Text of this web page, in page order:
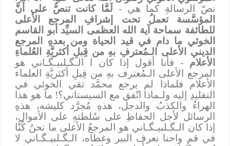
نصّ الرسالةِ كما هي - لَمَّا كانت تنصُّ على أنَّ
المؤسَّسة تعملُ تحت إشرافِ المرجع الأعلى
للطائفة سماحة آية الله العظمى السيِّد أبو القاسم
الخوئي ما دام في قيد الحياة ومن بعدهِ المرجع
الديني الأعلى الـمُعترفِ بهِ من قِبلِ أكثريَّةِ العُلماءِ
الأعلام
- فأنا أقول إذا كان ا الـﮕـلبيـﮕـاني هو
المرجع الأعلى الـمُعترف بهِ من قِبلِ أكثريَّةِ العلماء
الأعلام فلماذا لم يرجع محمَّد تقي الخوئي في
التقليدِ إليه ولـماذا اتّفق مع السيستاني؟! ما هو هذا
الهراءُ والكذبُ والدجل، هذهِ مُجرَّد كليشه، هذهِ
الرسائل لأجل الحفاظِ على سُلطتهِ على الأموال،
إذا كان الـﮕـلبيـﮕـاني هو المرجعُ الأعلى ما نحنُ كُنَّا
في قم واحنا نعرف البير وغطاه، الـﮕـلبيـﮕـاني لا